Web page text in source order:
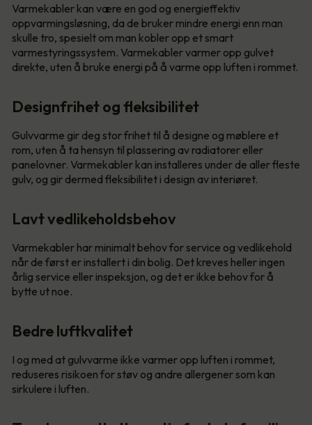
Varmekabler kan være en god og energieffektiv
oppvarmingsløsning, da de bruker mindre energi enn man
skulle tro, spesielt om man kobler opp et smart
varmestyringssystem. Varmekabler varmer opp gulvet
direkte, uten å bruke energi på å varme opp luften i rommet.
Designfrihet og fleksibilitet
Gulvvarme gir deg stor frihet til å designe og møblere et
rom, uten å ta hensyn til plassering av radiatorer eller
panelovner. Varmekabler kan installeres under de aller fleste
gulv, og gir dermed fleksibilitet i design av interiøret.
Lavt vedlikeholdsbehov
Varmekabler har minimalt behov for service og vedlikehold
når de først er installert i din bolig. Det kreves heller ingen
årlig service eller inspeksjon, og det er ikke behov for å
bytte ut noe.
Bedre luftkvalitet
I og med at gulvvarme ikke varmer opp luften i rommet,
reduseres risikoen for støv og andre allergener som kan
sirkulere i luften.